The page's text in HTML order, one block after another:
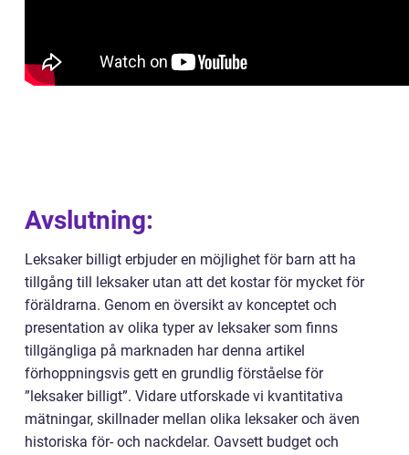
Avslutning:
Leksaker billigt erbjuder en möjlighet för barn att ha
tillgång till leksaker utan att det kostar för mycket för
föräldrarna. Genom en översikt av konceptet och
presentation av olika typer av leksaker som finns
tillgängliga på marknaden har denna artikel
förhoppningsvis gett en grundlig förståelse för
”leksaker billigt”. Vidare utforskade vi kvantitativa
mätningar, skillnader mellan olika leksaker och även
historiska för- och nackdelar. Oavsett budget och